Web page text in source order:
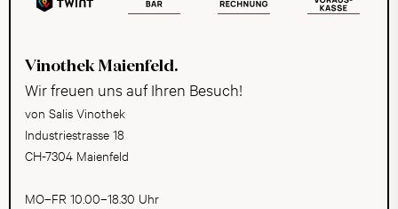
Vinothek Maienfeld.
Wir freuen uns auf Ihren Besuch!
von Salis Vinothek
Industriestrasse 18
CH-7304 Maienfeld
MO–FR 10.00–18.30 Uhr